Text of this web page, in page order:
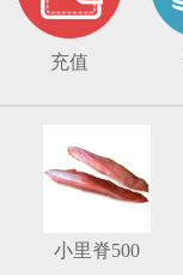
充值
小里脊500